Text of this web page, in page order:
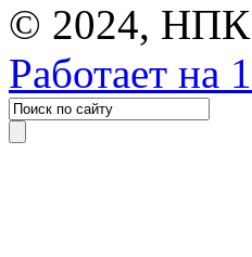
© 2024, НПК
Работает на